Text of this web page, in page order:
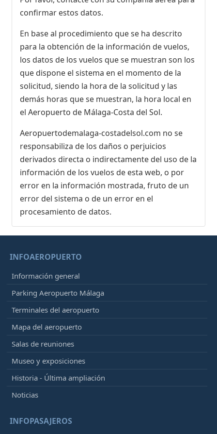
confirmar estos datos.
En base al procedimiento que se ha descrito
para la obtención de la información de vuelos,
los datos de los vuelos que se muestran son los
que dispone el sistema en el momento de la
solicitud, siendo la hora de la solicitud y las
demás horas que se muestran, la hora local en
el Aeropuerto de Málaga-Costa del Sol.
Aeropuertodemalaga-costadelsol.com no se
responsabiliza de los daños o perjuicios
derivados directa o indirectamente del uso de la
información de los vuelos de esta web, o por
error en la información mostrada, fruto de un
error del sistema o de un error en el
procesamiento de datos.
INFOAEROPUERTO
Información general
Parking Aeropuerto Málaga
Terminales del aeropuerto
Mapa del aeropuerto
Salas de reuniones
Museo y exposiciones
Historia - Última ampliación
Noticias
INFOPASAJEROS